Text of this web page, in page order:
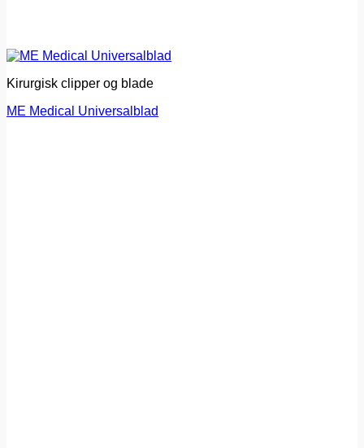
Kirurgisk clipper og blade
ME Medical Universalblad